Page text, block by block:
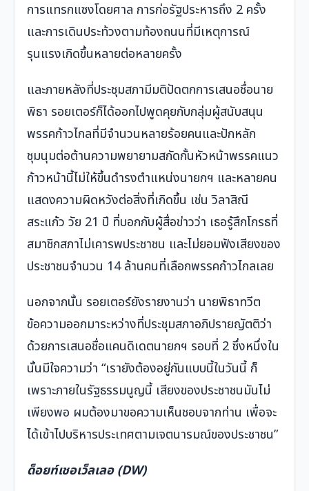
การแทรกแซงโดยศาล การก่อรัฐประหารถึง 2 ครั้ง
และการเดินประท้วงตามท้องถนนที่มีเหตุการณ์
รุนแรงเกิดขึ้นหลายต่อหลายครั้ง
และภายหลังที่ประชุมสภามีมติปัดตกการเสนอชื่อนาย
พิธา รอยเตอร์ก็ได้ออกไปพูดคุยกับกลุ่มผู้สนับสนุน
พรรคก้าวไกลที่มีจำนวนหลายร้อยคนและปักหลัก
ชุมนุมต่อต้านความพยายามสกัดกั้นหัวหน้าพรรคแนว
ก้าวหน้านี้ไม่ให้ขึ้นดำรงตำแหน่งนายกฯ และหลายคน
แสดงความผิดหวังต่อสิ่งที่เกิดขึ้น เช่น วิลาสิณี
สระแก้ว วัย 21 ปี ที่บอกกับผู้สื่อข่าวว่า เธอรู้สึกโกรธที่
สมาชิกสภาไม่เคารพประชาชน และไม่ยอมฟังเสียงของ
ประชาชนจำนวน 14 ล้านคนที่เลือกพรรคก้าวไกลเลย
นอกจากนั้น รอยเตอร์ยังรายงานว่า นายพิธาทวีต
ข้อความออกมาระหว่างที่ประชุมสภาอภิปรายญัตติว่า
ด้วยการเสนอชื่อแคนดิเดตนายกฯ รอบที่ 2 ซึ่งหนึ่งใน
นั้นมีใจความว่า “เรายังต้องอยู่กันแบบนี้ในวันนี้ ก็
เพราะภายในรัฐธรรมนูญนี้ เสียงของประชาชนมันไม่
เพียงพอ ผมต้องมาขอความเห็นชอบจากท่าน เพื่อจะ
ได้เข้าไปบริหารประเทศตามเจตนารมณ์ของประชาชน”
ด็อยท์เชอเว็ลเลอ (DW)